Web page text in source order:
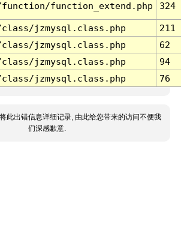
function_extend.php 324
jzmysql.class.php
211
jzmysql.class.php
62
jzmysql.class.php
94
jzmysql.class.php 76
此出错信息详细记录, 由此给您带来的访问不便我
们深感歉意.